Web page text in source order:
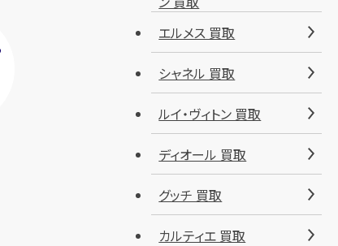
エルメス 買取
シャネル 買取
ルイ・ヴィトン 買取
ディオール 買取
グッチ 買取
カルティエ 買取